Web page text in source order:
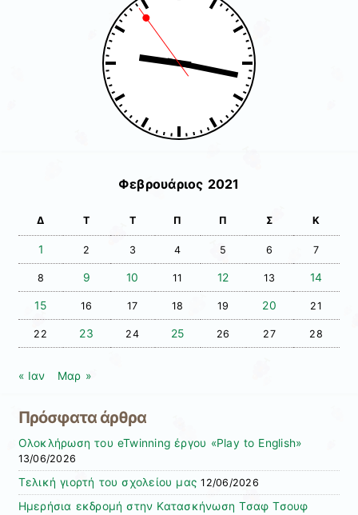
Φεβρουάριος 2021
Δ Τ Τ Π Π Σ Κ
1 2 3 4 5 6 7
8 9 10 11 12 13 14
15 16 17 18 19 20 21
22 23 24 25 26 27 28
« Ιαν Μαρ »
Πρόσφατα άρθρα
Ολοκλήρωση του eTwinning έργου «Play to English»
13/06/2026
Τελική γιορτή του σχολείου μας 12/06/2026
Ημερήσια εκδρομή στην Κατασκήνωση Τσαφ Τσουφ